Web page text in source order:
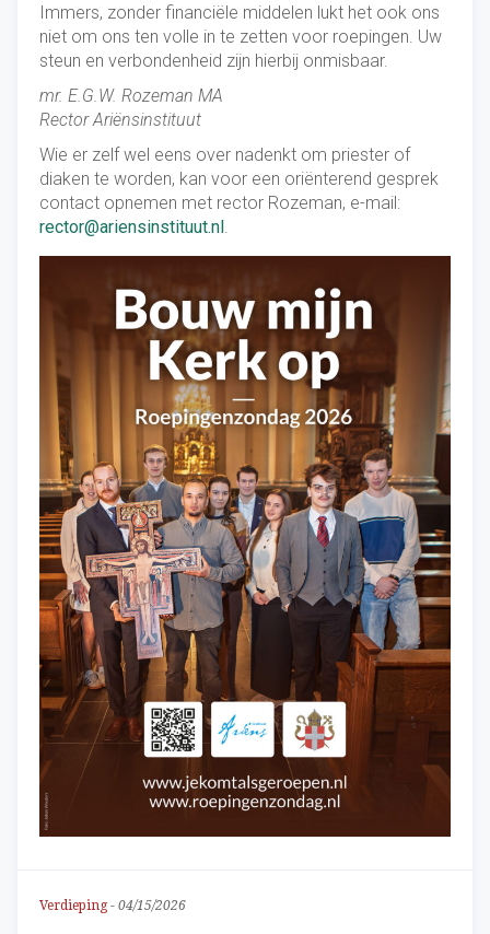
Immers, zonder financiële middelen lukt het ook ons
niet om ons ten volle in te zetten voor roepingen. Uw
steun en verbondenheid zijn hierbij onmisbaar.
mr. E.G.W. Rozeman MA
Rector Ariënsinstituut
Wie er zelf wel eens over nadenkt om priester of
diaken te worden, kan voor een oriënterend gesprek
contact opnemen met rector Rozeman, e-mail:
rector@ariensinstituut.nl
Verdieping- 04/15/2026